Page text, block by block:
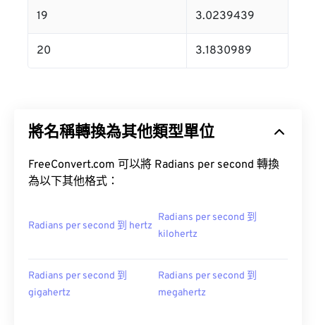
19 3.0239439
20 3.1830989
將名稱轉換為其他類型單位
FreeConvert.com 可以將 Radians per second 轉換
為以下其他格式：
Radians per second 到 hertz
Radians per second 到
kilohertz
Radians per second 到
gigahertz
Radians per second 到
megahertz